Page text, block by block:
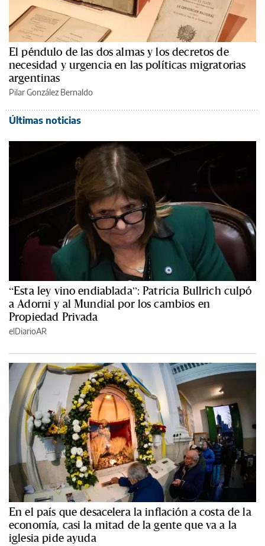
El péndulo de las dos almas y los decretos de
necesidad y urgencia en las políticas migratorias
argentinas
Pilar González Bernaldo
Últimas noticias
“Esta ley vino endiablada”: Patricia Bullrich culpó
a Adorni y al Mundial por los cambios en
Propiedad Privada
elDiarioAR
En el país que desacelera la inflación a costa de la
economía, casi la mitad de la gente que va a la
iglesia pide ayuda